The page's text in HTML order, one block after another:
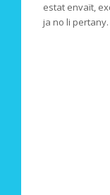
estat envaït,
ja no li